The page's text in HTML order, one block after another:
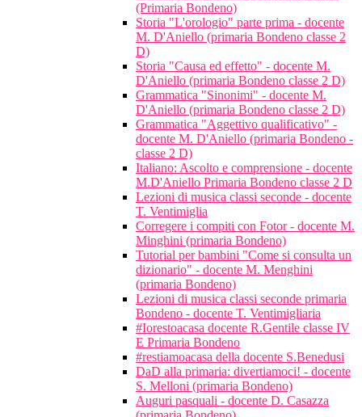
(Primaria Bondeno)
Storia "L'orologio" parte prima - docente
M. D'Aniello (primaria Bondeno classe 2
D)
Storia "Causa ed effetto" - docente M.
D'Aniello (primaria Bondeno classe 2 D)
Grammatica "Sinonimi" - docente M.
D'Aniello (primaria Bondeno classe 2 D)
Grammatica "Aggettivo qualificativo" -
docente M. D'Aniello (primaria Bondeno -
classe 2 D)
Italiano: Ascolto e comprensione - docente
M.D'Aniello Primaria Bondeno classe 2 D
Lezioni di musica classi seconde - docente
T. Ventimiglia
Corregere i compiti con Fotor - docente M.
Minghini (primaria Bondeno)
Tutorial per bambini "Come si consulta un
dizionario" - docente M. Menghini
(primaria Bondeno)
Lezioni di musica classi seconde primaria
Bondeno - docente T. Ventimigliaria
#Iorestoacasa docente R.Gentile classe IV
E Primaria Bondeno
#restiamoacasa della docente S.Benedusi
DaD alla primaria: divertiamoci! - docente
S. Melloni (primaria Bondeno)
Auguri pasquali - docente D. Casazza